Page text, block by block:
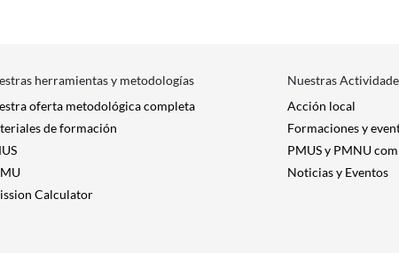
herramientas y metodologías
oferta metodológica completa
de formación
Calculator
Nuestras
Acción local
Formaciones y
PMUS y PMNU
Noticias y Eventos